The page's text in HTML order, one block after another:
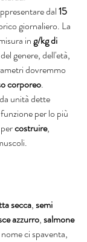
dal 15
giornaliero. La
in g/kg di
genere, dell'età,
dovremmo
corporeo.
unità dette
per lo più
costruire,
secca, semi
azzurro, salmone
ci spaventa,